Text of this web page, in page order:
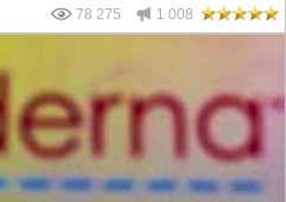
78 275 1 008